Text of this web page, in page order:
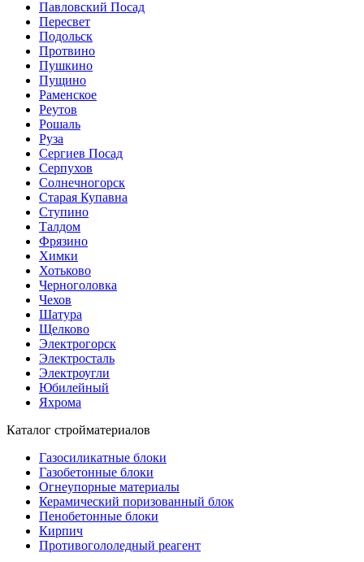
Павловский Посад
Пересвет
Подольск
Протвино
Пушкино
Пущино
Раменское
Реутов
Рошаль
Руза
Сергиев Посад
Серпухов
Солнечногорск
Старая Купавна
Ступино
Талдом
Фрязино
Химки
Хотьково
Черноголовка
Чехов
Шатура
Щелково
Электрогорск
Электросталь
Электроугли
Юбилейный
Яхрома
Каталог стройматериалов
Газосиликатные блоки
Газобетонные блоки
Огнеупорные материалы
Керамический поризованный блок
Пенобетонные блоки
Кирпич
Противогололедный реагент